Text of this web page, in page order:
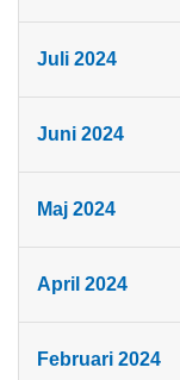
Juli 2024
Juni 2024
Maj 2024
April 2024
Februari 2024